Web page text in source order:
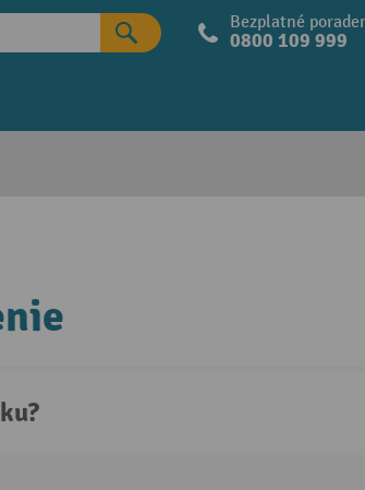
Bezplatné
0800 109 999